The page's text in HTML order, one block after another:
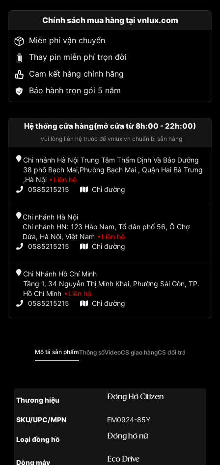
Chính sách mua hàng tại vnlux.com
Miễn phí vận chuyển
Thay pin miễn phí trọn đời
Cam kết hàng chính hãng
Bảo hành trọn gói 5 năm
Hệ thống cửa hàng(mở cửa từ 8h:00 - 22h:00)
vui lòng liên hệ trước để vnlux.vn chuẩn bị sẵn hàng
Chi nhánh Hà Nội Trung Tâm Thẩm Định Và Bảo Dưỡng
38 phố Bạch Mai,Phường Bạch Mai , Quận Hai Bà Trưng
,Hà Nội
Liên hệ
0585215215
Chỉ đường
Chi nhánh Hà Nội
Chi nhánh HN: 123 Hào Nam, Tổ dân phố 56, Ô Chợ
Dừa, Hà Nội, Việt Nam
Liên hệ
0585215215
Chỉ đường
Chi Nhánh Hồ Chí Minh
Tầng 1, 34 Nguyễn Thị Minh Khai, Phường Sài Gòn, TP.
Hồ Chí Minh
Liên hệ
0585215215
Chỉ đường
Mô tả sản phẩmThông sốVideoCS giao hàngCS đổi trả
Thương hiệu Đồng Hồ Citizen
SKU/UPC/MPN EM0924-85Y
Loại đồng hồ Đồng hồ nữ
Dòng máy Eco Drive